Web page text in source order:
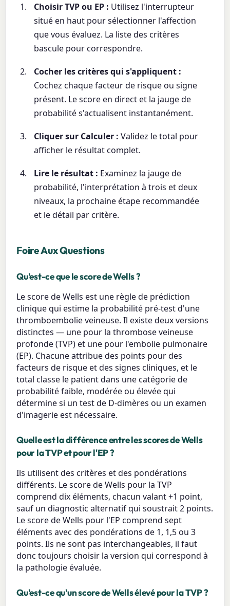
Choisir TVP ou EP : Utilisez l'interrupteur
situé en haut pour sélectionner l'affection
que vous évaluez. La liste des critères
bascule pour correspondre.
Cocher les critères qui s'appliquent :
Cochez chaque facteur de risque ou signe
présent. Le score en direct et la jauge de
probabilité s'actualisent instantanément.
Cliquer sur Calculer : Validez le total pour
afficher le résultat complet.
Lire le résultat : Examinez la jauge de
probabilité, l'interprétation à trois et deux
niveaux, la prochaine étape recommandée
et le détail par critère.
Foire Aux Questions
Qu'est-ce que le score de Wells ?
Le score de Wells est une règle de prédiction
clinique qui estime la probabilité pré-test d'une
thromboembolie veineuse. Il existe deux versions
distinctes — une pour la thrombose veineuse
profonde (TVP) et une pour l'embolie pulmonaire
(EP). Chacune attribue des points pour des
facteurs de risque et des signes cliniques, et le
total classe le patient dans une catégorie de
probabilité faible, modérée ou élevée qui
détermine si un test de D-dimères ou un examen
d'imagerie est nécessaire.
Quelle est la différence entre les scores de Wells
pour la TVP et pour l'EP ?
Ils utilisent des critères et des pondérations
différents. Le score de Wells pour la TVP
comprend dix éléments, chacun valant +1 point,
sauf un diagnostic alternatif qui soustrait 2 points.
Le score de Wells pour l'EP comprend sept
éléments avec des pondérations de 1, 1,5 ou 3
points. Ils ne sont pas interchangeables, il faut
donc toujours choisir la version qui correspond à
la pathologie évaluée.
Qu'est-ce qu'un score de Wells élevé pour la TVP ?